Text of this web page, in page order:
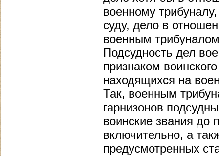
военному
суду, дело в
военным
Подсудность дел
признаком
находящихся на
Так, военным
гарнизонов
воинские звания до
включительно, а
предусмотренных